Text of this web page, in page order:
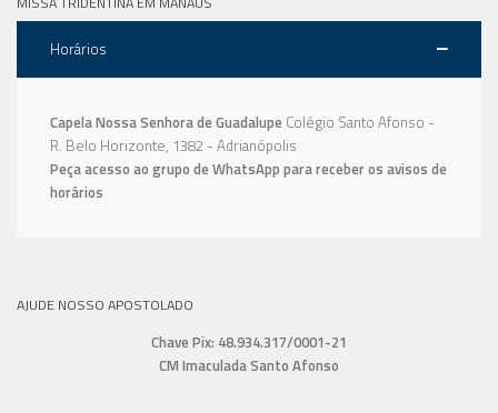
Horários
Capela Nossa Senhora de Guadalupe Colégio Santo Afonso -
R. Belo Horizonte, 1382 - Adrianópolis
Peça acesso ao grupo de WhatsApp para receber os avisos de
horários
AJUDE NOSSO APOSTOLADO
Chave Pix: 48.934.317/0001-21
CM Imaculada Santo Afonso